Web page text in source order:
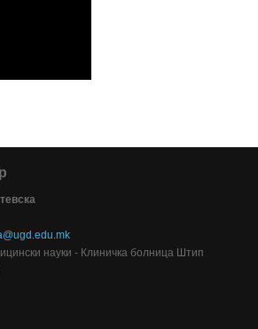
науки - Клиничка болница Штип